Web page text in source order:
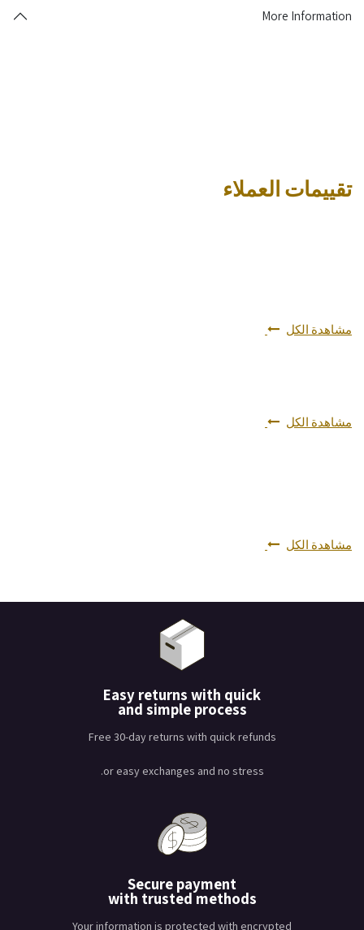
More Information
تقييمات العملاء
مشاهدة الكل
مشاهدة الكل
مشاهدة الكل
Easy returns with quick
and simple process
Free 30-day returns with quick refunds
or easy exchanges and no stress.
Secure payment
with trusted methods
Your information is protected with encrypted